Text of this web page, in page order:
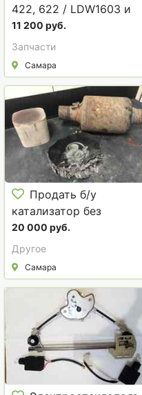
422, 622 / LDW1603 и
LDW2204
11 200 руб.
Запчасти
Самара
Продать б/у
катализатор без
посредников
20 000 руб.
Другое
Самара